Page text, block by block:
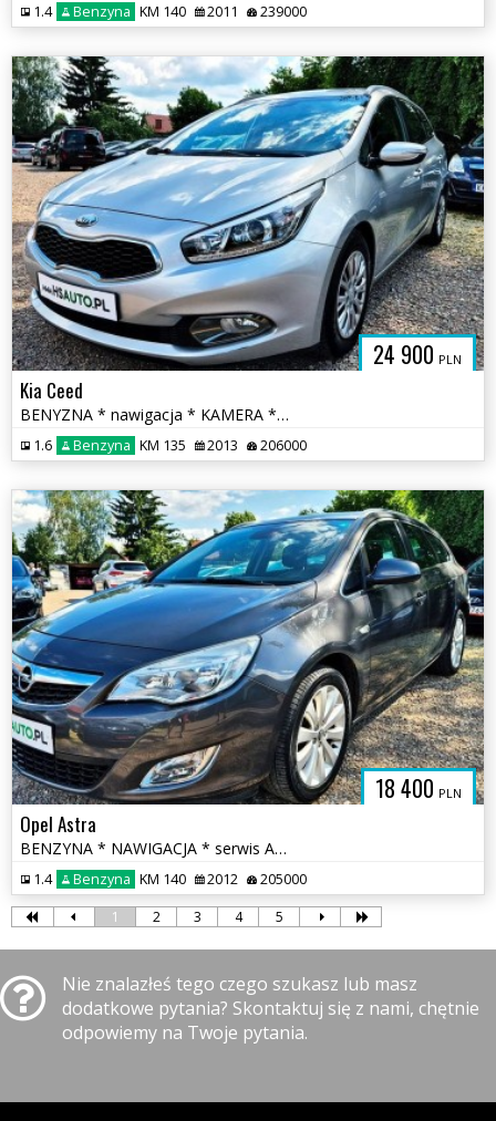
1.4 Benzyna KM 140 2011 239000
24 900 PLN
Kia Ceed
BENYZNA * nawigacja * KAMERA * serwis ASO * super * OKAZJA
1.6 Benzyna KM 135 2013 206000
18 400 PLN
Opel Astra
BENZYNA * NAWIGACJA * serwis ASO Opel * super * OKAZJA * polecamy
1.4 Benzyna KM 140 2012 205000
1 2 3 4 5
Nie znalazłeś tego czego szukasz lub masz
dodatkowe pytania? Skontaktuj się z nami, chętnie
odpowiemy na Twoje pytania.